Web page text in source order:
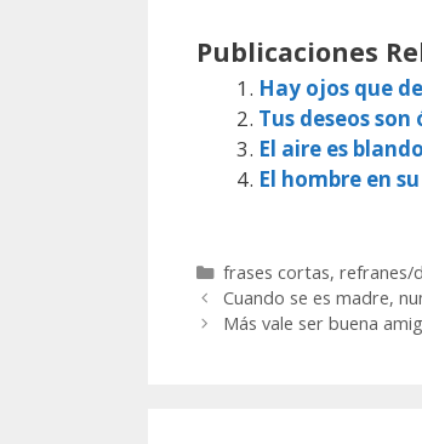
Publicaciones
Hay ojos que
Tus deseos
El aire es
El hombre en
Categorías
frases cortas, refranes/
Cuando se es madre,
Más vale ser buena